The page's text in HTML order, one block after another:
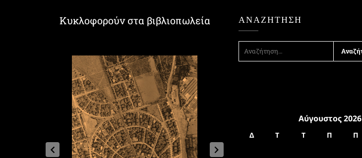
Κυκλοφορούν στα βιβλιοπωλεία ΑΝΑΖΉΤΗΣΗ
ΓΙΑ:
Αύγουστος 2026
Δ Τ Τ Π Π